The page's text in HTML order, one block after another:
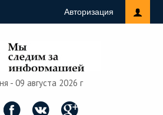
Авторизация
- 09 августа 2026 г